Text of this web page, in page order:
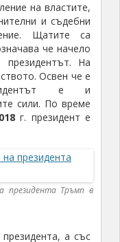
на властите,
и съдебни
Щатите са
че начело
президентът. На
Освен че е
е и
сили. По време
г. президент е
президента Тръмп в
а със